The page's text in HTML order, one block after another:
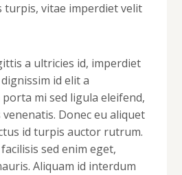
turpis, vitae imperdiet velit
a ultricies id, imperdiet
id elit a
mi sed ligula eleifend,
Donec eu aliquet
id turpis auctor rutrum.
sed enim eget,
Aliquam id interdum